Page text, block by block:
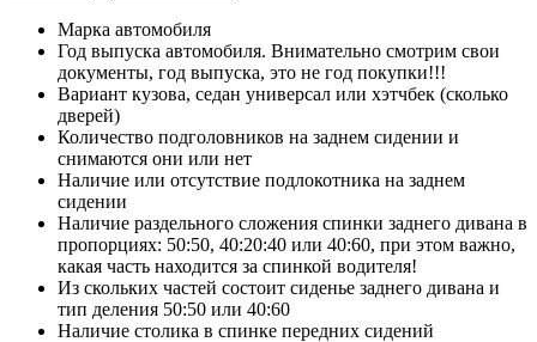
Марка автомобиля
Год выпуска автомобиля. Внимательно смотрим свои
документы, год выпуска, это не год покупки!!!
Вариант кузова, седан универсал или хэтчбек (сколько
дверей)
Количество подголовников на заднем сидении и
снимаются они или нет
Наличие или отсутствие подлокотника на заднем
сидении
Наличие раздельного сложения спинки заднего дивана в
пропорциях: 50:50, 40:20:40 или 40:60, при этом важно,
какая часть находится за спинкой водителя!
Из скольких частей состоит сиденье заднего дивана и
тип деления 50:50 или 40:60
Наличие столика в спинке передних сидений